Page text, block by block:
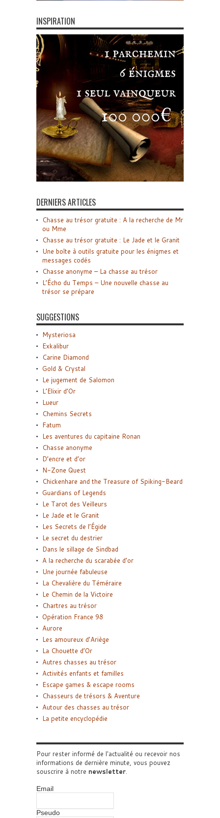
INSPIRATION
DERNIERS ARTICLES
Chasse au trésor gratuite : A la recherche de Mr
ou Mme
Chasse au trésor gratuite : Le Jade et le Granit
Une boîte à outils gratuite pour les énigmes et
messages codés
Chasse anonyme – La chasse au trésor
L’Écho du Temps – Une nouvelle chasse au
trésor se prépare
SUGGESTIONS
Mysteriosa
Exkalibur
Carine Diamond
Gold & Crystal
Le jugement de Salomon
L’Elixir d’Or
Lueur
Chemins Secrets
Fatum
Les aventures du capitaine Ronan
Chasse anonyme
D’encre et d’or
N-Zone Quest
Chickenhare and the Treasure of Spiking-Beard
Guardians of Legends
Le Tarot des Veilleurs
Le Jade et le Granit
Les Secrets de l’Égide
Le secret du destrier
Dans le sillage de Sindbad
A la recherche du scarabée d’or
Une journée fabuleuse
La Chevalière du Téméraire
Le Chemin de la Victoire
Chartres au trésor
Opération France 98
Aurore
Les amoureux d’Ariège
La Chouette d’Or
Autres chasses au trésor
Activités enfants et familles
Escape games & escape rooms
Chasseurs de trésors & Aventure
Autour des chasses au trésor
La petite encyclopédie
Pour rester informé de l'actualité ou recevoir nos
informations de dernière minute, vous pouvez
souscrire à notre newsletter.
Email
Pseudo